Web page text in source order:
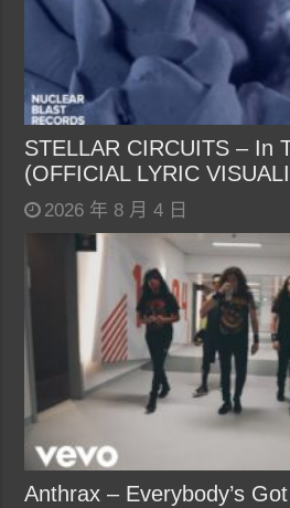
STELLAR CIRCUITS – In
(OFFICIAL LYRIC
2026 年 8 月 4 日
Anthrax – Everybody’s